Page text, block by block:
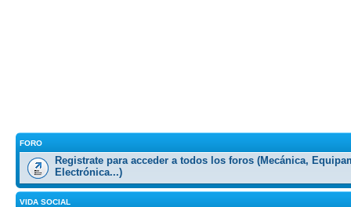
FORO
Registrate para acceder a todos los foros (Mecánica,
Electrónica...)
VIDA SOCIAL